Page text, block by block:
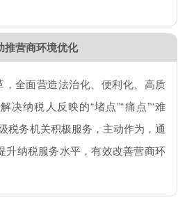
推营商环境优化
，全面营造法治化、便利化、高质
决纳税人反映的“堵点”“痛点”“难
税务机关积极服务，主动作为，通
升纳税服务水平，有效改善营商环